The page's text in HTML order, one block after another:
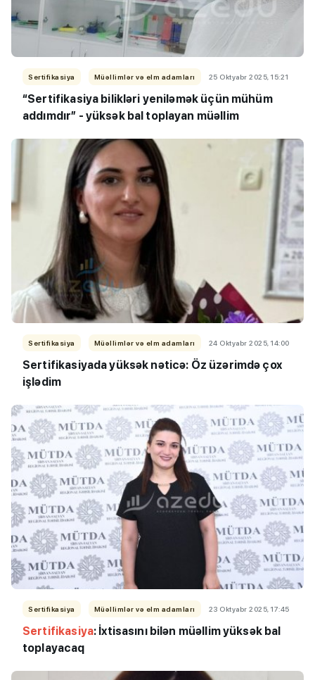
Sertifikasiya Müəllimlər və elm adamları 25 Oktyabr 2025, 15:21
“Sertifikasiya bilikləri yeniləmək üçün mühüm
addımdır” - yüksək bal toplayan müəllim
Sertifikasiya Müəllimlər və elm adamları 24 Oktyabr 2025, 14:00
Sertifikasiyada yüksək nəticə: Öz üzərimdə çox
işlədim
Sertifikasiya Müəllimlər və elm adamları 23 Oktyabr 2025, 17:45
Sertifikasiya: İxtisasını bilən müəllim yüksək bal
toplayacaq